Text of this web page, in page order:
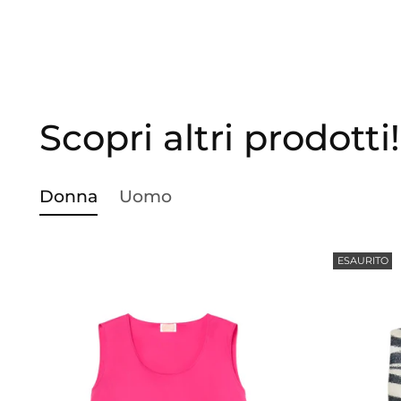
Scopri altri prodotti!
Donna Uomo
ESAURITO